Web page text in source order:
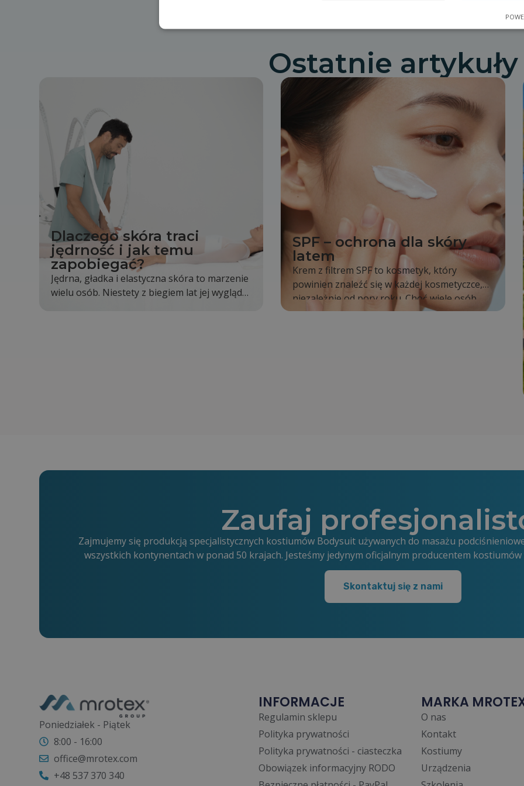
Ostatnie artykuły
Dlaczego skóra traci
jędrność i jak temu
zapobiegać?
Jędrna, gładka i elastyczna skóra to marzenie
wielu osób. Niestety z biegiem lat jej wygląd
SPF – ochrona dla skóry
latem
Krem z filtrem SPF to kosmetyk, który
powinien znaleźć się w każdej kosmetyczce,
niezależnie od pory roku. Choć wiele osób
sięga po niego dopiero latem, tak naprawdę
Zaufaj
Zajmujemy się produkcją specjalistycznych kostiumów Bodysuit używanych do masażu
wszystkich kontynentach w ponad 50 krajach. Jesteśmy jedynym oficjalnym producentem
Skontaktuj się z nami
Poniedziałek - Piątek
8:00 - 16:00
office@mrotex.com
+48 537 370 340
INFORMACJE
Regulamin sklepu
Polityka prywatności
Polityka prywatności - ciasteczka
Obowiązek informacyjny RODO
MARKA
O nas
Kontakt
Kostiumy
Urządzenia